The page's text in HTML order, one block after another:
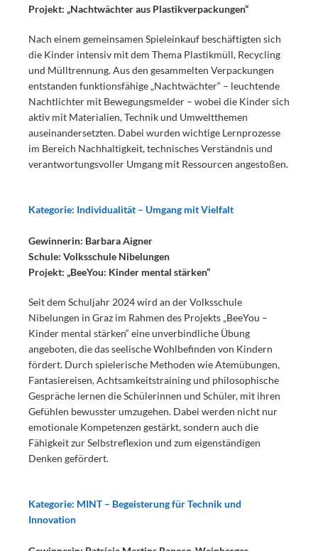
Projekt: „Nachtwächter aus Plastikverpackungen“
Nach einem gemeinsamen Spieleinkauf beschäftigten sich
die Kinder intensiv mit dem Thema Plastikmüll, Recycling
und Mülltrennung. Aus den gesammelten Verpackungen
entstanden funktionsfähige „Nachtwächter“ – leuchtende
Nachtlichter mit Bewegungsmelder – wobei die Kinder sich
aktiv mit Materialien, Technik und Umweltthemen
auseinandersetzten. Dabei wurden wichtige Lernprozesse
im Bereich Nachhaltigkeit, technisches Verständnis und
verantwortungsvoller Umgang mit Ressourcen angestoßen.
Kategorie: Individualität – Umgang mit Vielfalt
Gewinnerin: Barbara Aigner
Schule: Volksschule Nibelungen
Projekt: „BeeYou: Kinder mental stärken“
Seit dem Schuljahr 2024 wird an der Volksschule
Nibelungen in Graz im Rahmen des Projekts „BeeYou –
Kinder mental stärken“ eine unverbindliche Übung
angeboten, die das seelische Wohlbefinden von Kindern
fördert. Durch spielerische Methoden wie Atemübungen,
Fantasiereisen, Achtsamkeitstraining und philosophische
Gespräche lernen die Schülerinnen und Schüler, mit ihren
Gefühlen bewusster umzugehen. Dabei werden nicht nur
emotionale Kompetenzen gestärkt, sondern auch die
Fähigkeit zur Selbstreflexion und zum eigenständigen
Denken gefördert.
Kategorie: MINT – Begeisterung für Technik und
Innovation